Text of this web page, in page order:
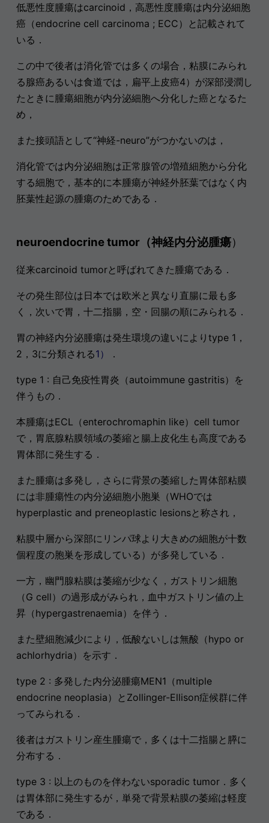
低悪性度腫瘍はcarcinoid，高悪性度腫瘍は内分泌細胞
癌（endocrine cell carcinoma ; ECC）と記載されて
いる．
この中で後者は消化管では多くの場合，粘膜にみられ
る腺癌あるいは食道では，扁平上皮癌4）が深部浸潤し
たときに腫瘍細胞が内分泌細胞へ分化した癌となるた
め，
また接頭語として“神経-neuro”がつかないのは，
消化管では内分泌細胞は正常腺管の増殖細胞から分化
する細胞で，基本的に本腫瘍が神経外胚葉ではなく内
胚葉性起源の腫瘍のためである．
neuroendocrine tumor（神経内分泌腫瘍）
従来carcinoid tumorと呼ばれてきた腫瘍である．
その発生部位は日本では欧米と異なり直腸に最も多
く，次いで胃，十二指腸，空・回腸の順にみられる．
胃の神経内分泌腫瘍は発生環境の違いによりtype 1，
2，3に分類される1） ．
type 1 : 自己免疫性胃炎（autoimmune gastritis）を
伴うもの．
本腫瘍はECL（enterochromaphin like）cell tumor
で，胃底腺粘膜領域の萎縮と腸上皮化生も高度である
胃体部に発生する．
また腫瘍は多発し，さらに背景の萎縮した胃体部粘膜
には非腫瘍性の内分泌細胞小胞巣（WHOでは
hyperplastic and preneoplastic lesionsと称され，
粘膜中層から深部にリンパ球より大きめの細胞が十数
個程度の胞巣を形成している）が多発している．
一方，幽門腺粘膜は萎縮が少なく，ガストリン細胞
（G cell）の過形成がみられ，血中ガストリン値の上
昇（hypergastrenaemia）を伴う．
また壁細胞減少により，低酸ないしは無酸（hypo or
achlorhydria）を示す．
type 2 : 多発した内分泌腫瘍MEN1（multiple
endocrine neoplasia）とZollinger-Ellison症候群に伴
ってみられる．
後者はガストリン産生腫瘍で，多くは十二指腸と膵に
分布する．
type 3 : 以上のものを伴わないsporadic tumor．多く
は胃体部に発生するが，単発で背景粘膜の萎縮は軽度
である．